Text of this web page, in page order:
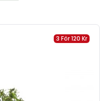
3 För120 Kr